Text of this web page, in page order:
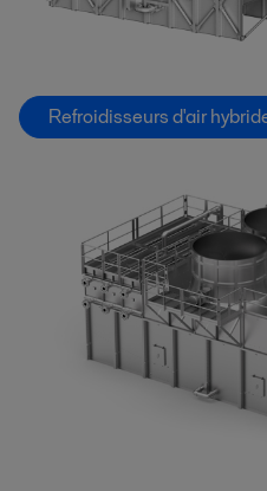
Refroidisseurs d'air